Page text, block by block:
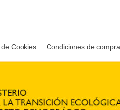
Cookies Condiciones de compra